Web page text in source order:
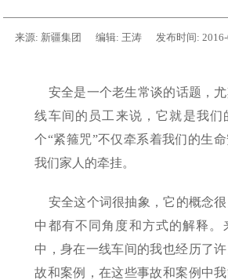
来源: 新疆集团 编辑: 王涛 发布时间:
安全是一个老生常谈的话题，
线车间的员工来说，它就是我们
个“紧箍咒”不仅牵系着我们的生
我们家人的牵挂。
安全这个词很抽象，它的概念
中都有不同角度和方式的解释。
中，身在一线车间的我也经历了
故和案例，在这些事故和案例中